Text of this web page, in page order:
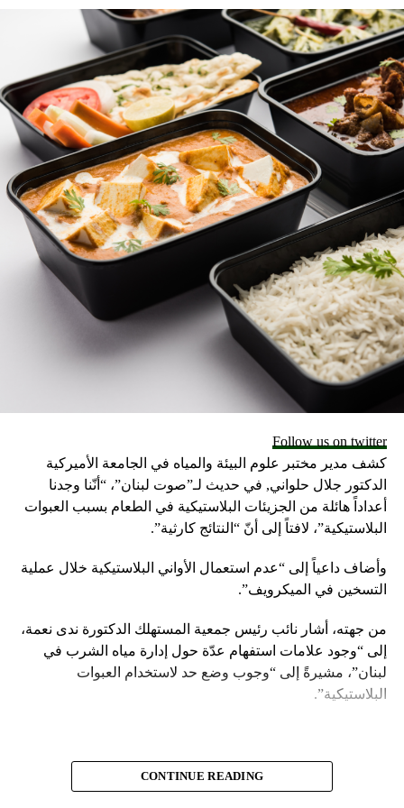
كذلك يحتوي الكرز الحامض على كمية صغيرة من الميلاتونين
والتريبتوفان، وهو حمض أميني يستخدم لإنتاج السيراتونين
والميلاتونين. وتوضح اختصاصية التغذية أن الكرز الحامض يحتوي
على انزيمات مختلفة تحافظ على التريبتوفان لفترة أطول في
الجسم، الأمر الذي يساعد على النوم لفترة أطول.
ولكن ليس كل أنواع الكرز متساوية، تظهر الأبحاث أن الكرز
الحامض يحتوي على كمية عالية من الميلاتونين ويختلف عن أنواع
الكرز الأخرى مثل Rainer وBing.
فوائد أخرى للكرز
يتميز الكرز بفوائده الصحية العديدة، إذ يحتوي على مضاد
للأكسدة، بالإضافة إلى أنه مصدر جيد للألياف والفيتامينات مثل
الفيتامين أ و سي. وأهم فوائده:
يقلل من ألم العضلات
يقلل الالتهابات
يقوي جهاز المناعة
يساعد في إدارة الوزن
يحمي القلب
وعليه، تنصح سيزروني للمساعدة على النوم يجب تناول الكرز
قبل ساعة واحدة من النوم، يمكنك تناول شرب عصير الكرز
الحامض شرط أن تتأكد أنه عصير غير محلى أو مضاف إليه سكر
أو تناول الفاكهة الطازجة.
كما يجب على الأشخاص الذين يتناولون مسيلات الدم يجب عليهم
استشارة الطبيب قبل إدراج الكرز الحامض إلى نظامهم الغذائي.
للمساعدة في النوم ويمكن أن تؤثر على كل شخص بشكل
Follow us on twitter
كشف مدير مختبر علوم البيئة والمياه في الجامعة الأميركية
الدكتور جلال حلواني, في حديث لـ”صوت لبنان”، “أنّنا وجدنا
أعداداً هائلة من الجزيئات البلاستيكية في الطعام بسبب العبوات
البلاستيكية”، لافتاً إلى أنّ “النتائج كارثية”.
وأضاف داعياً إلى “عدم استعمال الأواني البلاستيكية خلال عملية
التسخين في الميكرويف”.
من جهته، أشار نائب رئيس جمعية المستهلك الدكتورة ندى نعمة،
إلى “وجود علامات استفهام عدّة حول إدارة مياه الشرب في
لبنان”، مشيرةً إلى “وجوب وضع حد لاستخدام العبوات
البلاستيكية”.
CONTINUE READING